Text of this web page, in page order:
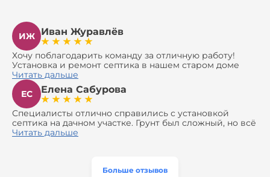
ИЖ Иван Журавлёв
Хочу поблагодарить команду за отличную работу!
Установка и ремонт септика в нашем старом доме
оказались сложной задачей, но ребята справились на
все 100%. Всё сделали аккуратно и профессионально.
Давали полезные рекомендации, не пытались
навязать ничего лишнего, помогли с выбором и
доставкой материалов, что позволило нам
сэкономить. Выполнили монтаж и демонтаж
оборудования, заменили трубы, обновили
эту компанию всем, кто ищет надёжных
Читать дальше
ЕС
Елена Сабурова
Специалисты отлично справились с установкой
септика на дачном участке. Грунт был сложный, но всё
сделали быстро и аккуратно. Помогли выбрать
Читать дальше
Больше отзывов